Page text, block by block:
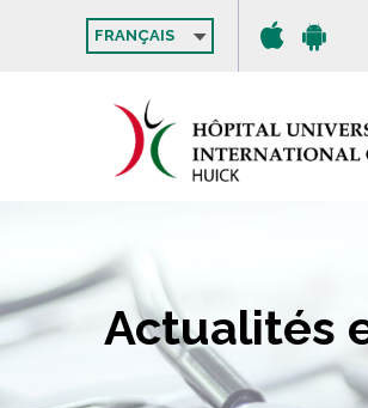
FRANÇAIS
Actualités